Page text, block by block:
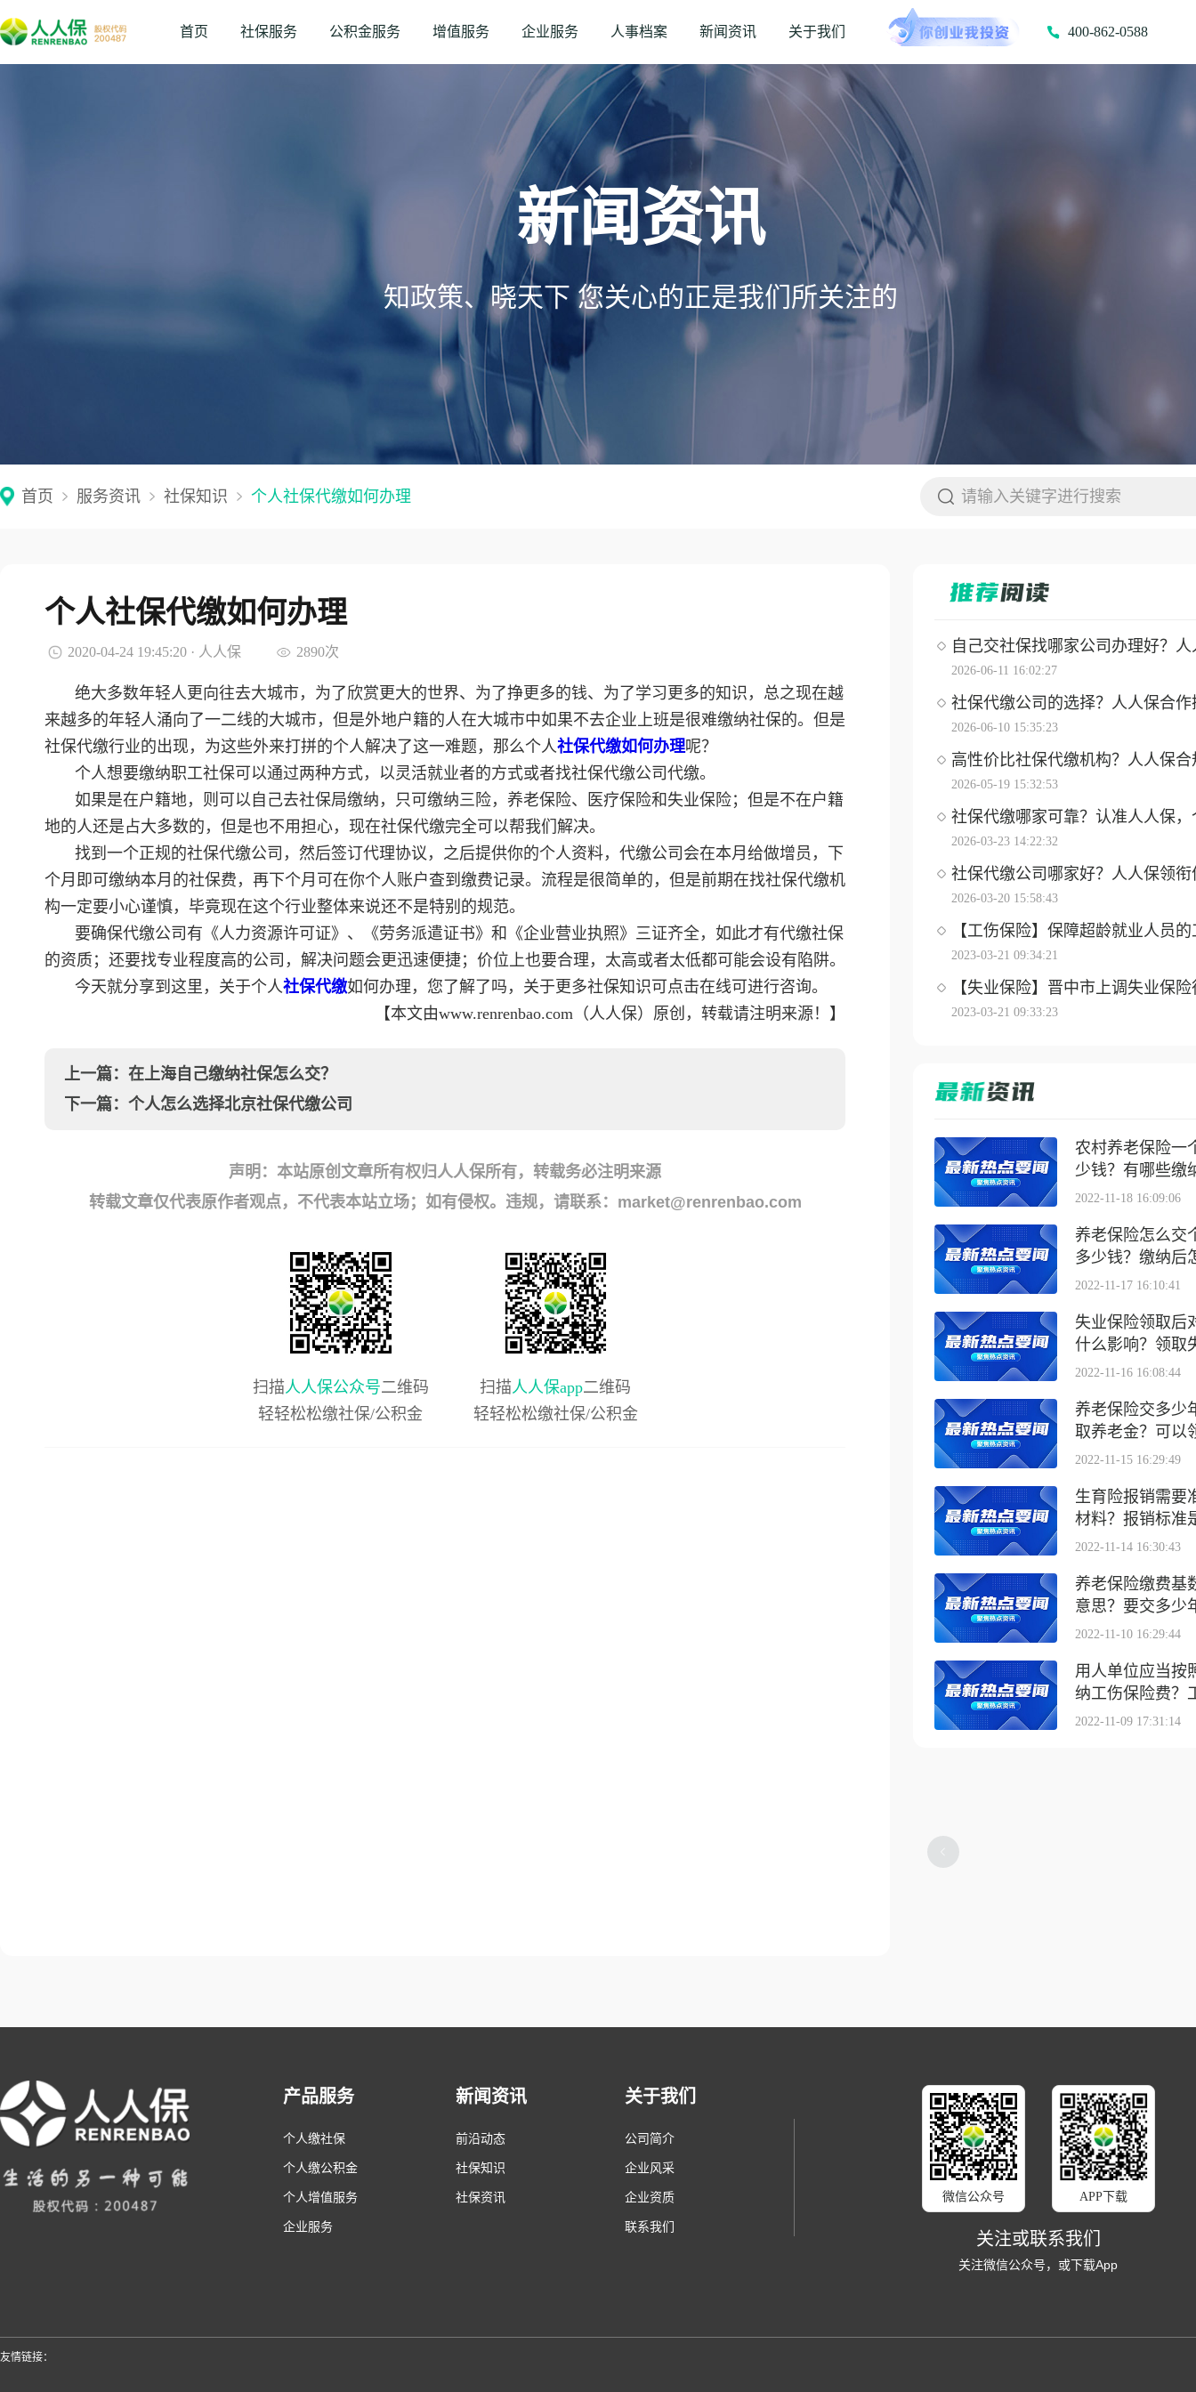
首页 社保服务 公积金服务 增值服务 企业服务 人事档案 新闻资讯 关于我们 400-862-0588
新闻资讯
知政策、晓天下 您关心的正是我们所关注的
首页 服务资讯 社保知识 个人社保代缴如何办理
个人社保代缴如何办理
2020-04-24 19:45:20 · 人人保 2890次
绝大多数年轻人更向往去大城市，为了欣赏更大的世界、为了挣更多的钱、为了学习更多的知识，总之现在越
来越多的年轻人涌向了一二线的大城市，但是外地户籍的人在大城市中如果不去企业上班是很难缴纳社保的。但是
社保代缴行业的出现，为这些外来打拼的个人解决了这一难题，那么个人社保代缴如何办理呢？
个人想要缴纳职工社保可以通过两种方式，以灵活就业者的方式或者找社保代缴公司代缴。
如果是在户籍地，则可以自己去社保局缴纳，只可缴纳三险，养老保险、医疗保险和失业保险；但是不在户籍
地的人还是占大多数的，但是也不用担心，现在社保代缴完全可以帮我们解决。
找到一个正规的社保代缴公司，然后签订代理协议，之后提供你的个人资料，代缴公司会在本月给做增员，下
个月即可缴纳本月的社保费，再下个月可在你个人账户查到缴费记录。流程是很简单的，但是前期在找社保代缴机
构一定要小心谨慎，毕竟现在这个行业整体来说还不是特别的规范。
要确保代缴公司有《人力资源许可证》、《劳务派遣证书》和《企业营业执照》三证齐全，如此才有代缴社保
的资质；还要找专业程度高的公司，解决问题会更迅速便捷；价位上也要合理，太高或者太低都可能会设有陷阱。
今天就分享到这里，关于个人社保代缴如何办理，您了解了吗，关于更多社保知识可点击在线可进行咨询。
【本文由www.renrenbao.com（人人保）原创，转载请注明来源！】
上一篇： 在上海自己缴纳社保怎么交？
下一篇： 个人怎么选择北京社保代缴公司
声明：本站原创文章所有权归人人保所有，转载务必注明来源
转载文章仅代表原作者观点，不代表本站立场；如有侵权。违规，请联系：market@renrenbao.com
扫描人人保公众号二维码
轻轻松松缴社保/公积金
扫描人人保app二维码
轻轻松松缴社保/公积金
自己交社保找哪家公司办理好？人
2026-06-11 16:02:27
社保代缴公司的选择？人人保合作
2026-06-10 15:35:23
高性价比社保代缴机构？人人保合
2026-05-19 15:32:53
社保代缴哪家可靠？认准人人保，
2026-03-23 14:22:32
社保代缴公司哪家好？人人保领衔
2026-03-20 15:58:43
【工伤保险】保障超龄就业人员
2023-03-21 09:34:21
【失业保险】晋中市上调失业保
2023-03-21 09:33:23
农村养老保险一
少钱？有哪些缴
2022-11-18 16:09:06
养老保险怎么交
多少钱？缴纳后
2022-11-17 16:10:41
失业保险领取后
什么影响？领取
2022-11-16 16:08:44
养老保险交多少
取养老金？可以
2022-11-15 16:29:49
生育险报销需要
材料？报销标准
2022-11-14 16:30:43
养老保险缴费基
意思？要交多少
2022-11-10 16:29:44
用人单位应当按
纳工伤保险费？
2022-11-09 17:31:14
产品服务
个人缴社保
个人缴公积金
个人增值服务
企业服务
新闻资讯
前沿动态
社保知识
社保资讯
关于我们
公司简介
企业风采
企业资质
联系我们
微信公众号 APP下载
关注或联系我们
关注微信公众号，或下载App
友情链接：